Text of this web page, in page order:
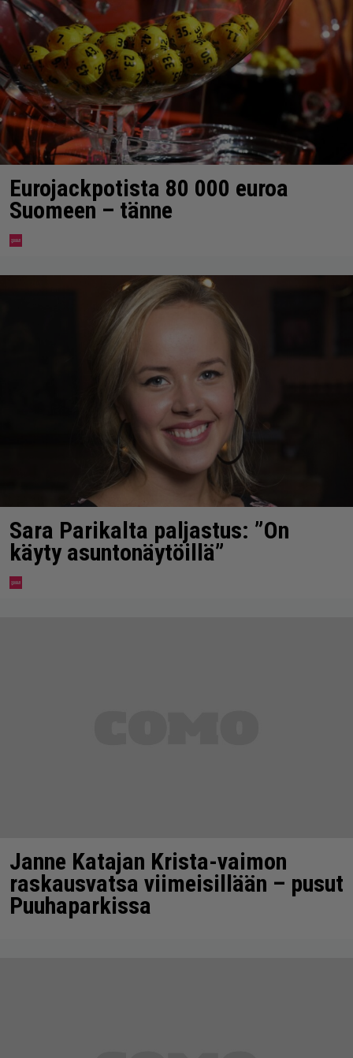
Eurojackpotista 80 000 euroa
Suomeen – tänne
Sara Parikalta paljastus: ”On
käyty asuntonäytöillä”
Janne Katajan Krista-vaimon
raskausvatsa viimeisillään – pusut
Puuhaparkissa